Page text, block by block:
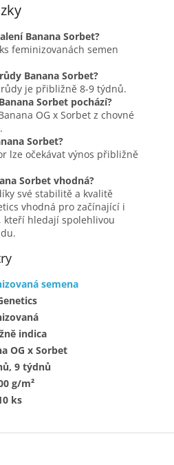
Banana Sorbet?
feminizovanách semen
Banana Sorbet?
je přibližně 8-9 týdnů.
Sorbet pochází?
OG x Sorbet z chovné
Sorbet?
lze očekávat výnos přibližně
Sorbet vhodná?
své stabilitě a kvalitě
vhodná pro začínající i
kteří hledají spolehlivou
semena
indica
OG x Sorbet
9 týdnů
g/m²
ks